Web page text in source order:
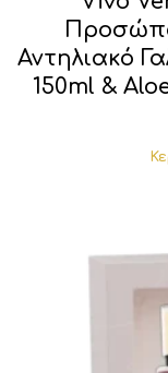
Αντηλιακό
150ml &